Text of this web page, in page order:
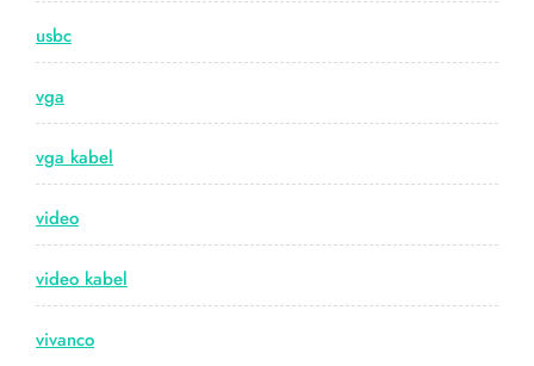
usbc
vga
vga kabel
video
video kabel
vivanco